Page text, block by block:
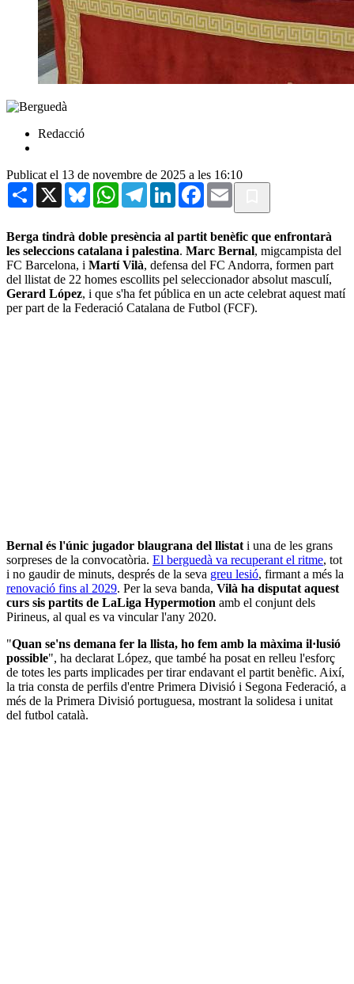
Redacció
Publicat el 13 de novembre de 2025 a les 16:10
Share X BlueskyWhatsAppTelegramLinkedInFacebook
Email
Berga tindrà doble presència al partit benèfic que enfrontarà
les seleccions catalana i palestina. Marc Bernal, migcampista del
FC Barcelona, i Martí Vilà, defensa del FC Andorra, formen part
del llistat de 22 homes escollits pel seleccionador absolut masculí,
Gerard López, i que s'ha fet pública en un acte celebrat aquest matí
per part de la Federació Catalana de Futbol (FCF).
Bernal és l'únic jugador blaugrana del llistat i una de les grans
sorpreses de la convocatòria. El berguedà va recuperant el ritme, tot
i no gaudir de minuts, després de la seva greu lesió, firmant a més la
renovació fins al 2029. Per la seva banda, Vilà ha disputat aquest
curs sis partits de LaLiga Hypermotion amb el conjunt dels
Pirineus, al qual es va vincular l'any 2020.
"Quan se'ns demana fer la llista, ho fem amb la màxima il·lusió
possible", ha declarat López, que també ha posat en relleu l'esforç
de totes les parts implicades per tirar endavant el partit benèfic. Així,
la tria consta de perfils d'entre Primera Divisió i Segona Federació, a
més de la Primera Divisió portuguesa, mostrant la solidesa i unitat
del futbol català.